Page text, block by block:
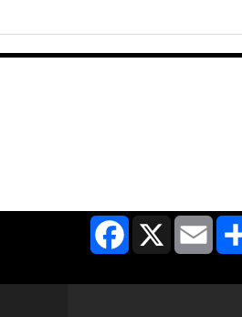
Facebook X Email